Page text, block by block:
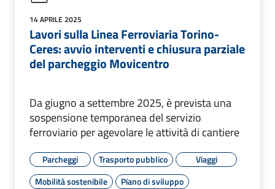
14 APRILE 2025
Lavori sulla Linea Ferroviaria Torino-
Ceres: avvio interventi e chiusura parziale
del parcheggio Movicentro
Da giugno a settembre 2025, è prevista una
sospensione temporanea del servizio
ferroviario per agevolare le attività di cantiere
Parcheggi Trasporto pubblico
Viaggi
Mobilità sostenibile
Piano di sviluppo